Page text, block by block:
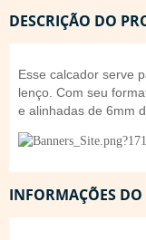
DESCRIÇÃO DO
Esse calcador serve
lenço. Com seu
e alinhadas de 6mm
INFORMAÇÕES